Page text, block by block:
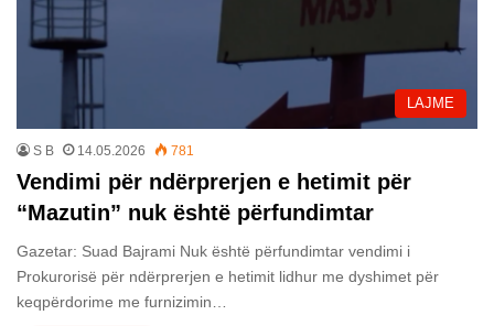
LAJME
S B 14.05.2026 781
Vendimi për ndërprerjen e hetimit për
“Mazutin” nuk është përfundimtar
Gazetar: Suad Bajrami Nuk është përfundimtar vendimi i
Prokurorisë për ndërprerjen e hetimit lidhur me dyshimet për
keqpërdorime me furnizimin…